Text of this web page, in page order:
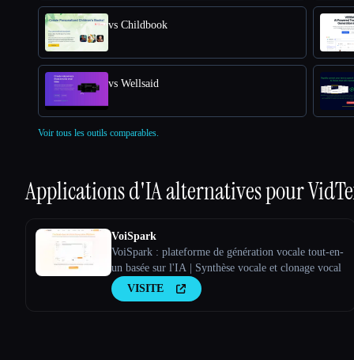
vs Childbook
vs Wellsaid
Voir tous les outils comparables.
Applications d'IA alternatives pour
VoiSpark
VoiSpark : plateforme de génération vocale tout-en-
un basée sur l'IA | Synthèse vocale et clonage vocal
VISITE